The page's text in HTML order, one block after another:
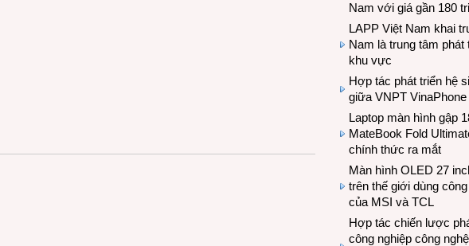
Nam với giá gần 180
LAPP Việt Nam khai
Nam là trung tâm phát
khu vực
Hợp tác phát triển hệ
giữa VNPT
Laptop màn hình gập
MateBook Fold
chính thức ra mắt
Màn hình OLED 27
trên thế giới dùng
của MSI và TCL
Hợp tác chiến lược
công nghiệp công